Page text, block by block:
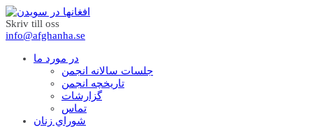
Skriv till oss
info@afghanha.se
در مورد ما
جلسات سالانه انجمن
تاریخچه انجمن
گزارشات
تماس
شوراي زنان